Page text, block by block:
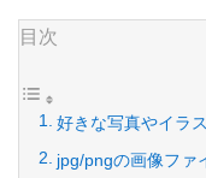
目次
好きな写真やイラ
jpg/pngの画像ファ